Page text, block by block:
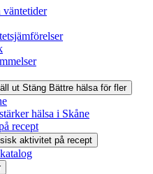
väntetider
ut Stäng Bättre hälsa för fler
hälsa i Skåne
recept
aktivitet på recept